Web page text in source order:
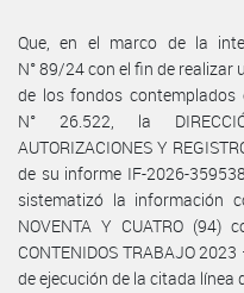
Que, en el marco de la
N° 89/24 con el fin de
de los fondos
N° 26.522, la
AUTORIZACIONES Y
de su informe IF-2026-
sistematizó la información
NOVENTA Y CUATRO
CONTENIDOS TRABAJO
de ejecución de la citada línea